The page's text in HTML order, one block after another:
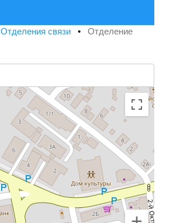
Отделения связи • Отделение